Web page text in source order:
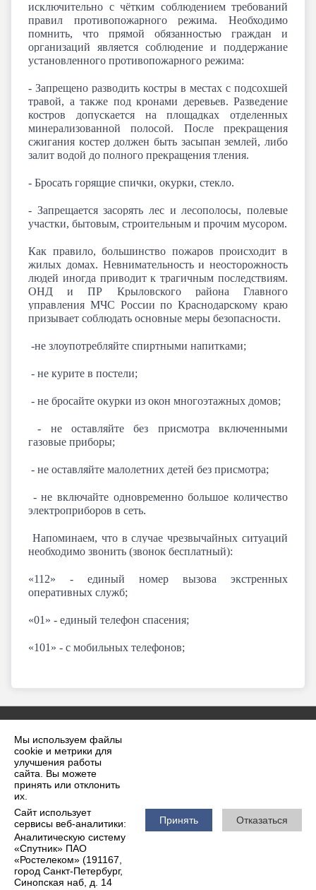
Мы используем файлы
cookie и метрики для
улучшения работы
сайта. Вы можете
принять или отклонить
их.
Сайт использует
сервисы веб-аналитики:
Аналитическую систему
«Спутник» ПАО
«Ростелеком» (191167,
город Санкт-Петербург,
Синопская наб, д. 14
Принять Отказаться
исключительно с чётким соблюдением требований
правил противопожарного режима. Необходимо
помнить, что прямой обязанностью граждан и
организаций является соблюдение и поддержание
установленного противопожарного режима:
- Запрещено разводить костры в местах с подсохшей
травой, а также под кронами деревьев. Разведение
костров допускается на площадках отделенных
минерализованной полосой. После прекращения
сжигания костер должен быть засыпан землей, либо
залит водой до полного прекращения тления.
- Бросать горящие спички, окурки, стекло.
- Запрещается засорять лес и лесополосы, полевые
участки, бытовым, строительным и прочим мусором.
Как правило, большинство пожаров происходит в
жилых домах. Невнимательность и неосторожность
людей иногда приводит к трагичным последствиям.
ОНД и ПР Крыловского района Главного
управления МЧС России по Краснодарскому краю
призывает соблюдать основные меры безопасности.
-не злоупотребляйте спиртными напитками;
- не курите в постели;
- не бросайте окурки из окон многоэтажных домов;
- не оставляйте без присмотра включенными
газовые приборы;
- не оставляйте малолетних детей без присмотра;
- не включайте одновременно большое количество
электроприборов в сеть.
Напоминаем, что в случае чрезвычайных ситуаций
необходимо звонить (звонок бесплатный):
«112» - единый номер вызова экстренных
оперативных служб;
«01» - единый телефон спасения;
«101» - с мобильных телефонов;
2026 г. krilovskaya.ru
Вход
Карта сайта
Политика обработки персональных данных
Сделано на KubCMS
Разработка и поддержка